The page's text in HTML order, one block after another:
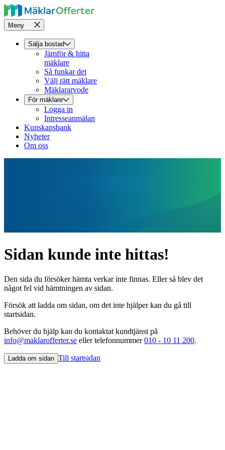
Meny
Sälja bostad
Jämför & hitta
mäklare
Så funkar det
Välj rätt mäklare
Mäklararvode
För mäklare
Logga in
Intresseanmälan
Kunskapsbank
Nyheter
Om oss
Sidan kunde inte hittas!
Den sida du försöker hämta verkar inte finnas. Eller så blev det
något fel vid hämtningen av sidan.
Försök att ladda om sidan, om det inte hjälper kan du gå till
startsidan.
Behöver du hjälp kan du kontaktat kundtjänst på
info@maklarofferter.se eller telefonnummer010 - 10 11 200.
Ladda om sidan Till startsidan